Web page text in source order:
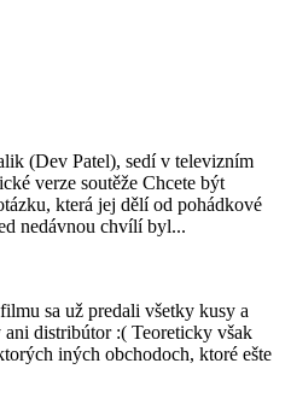
(Dev Patel), sedí v televizním
verze soutěže Chcete být
která jej dělí od pohádkové
nedávnou chvílí byl...
sa už predali všetky kusy a
ani distribútor :( Teoreticky však
iných obchodoch, ktoré ešte